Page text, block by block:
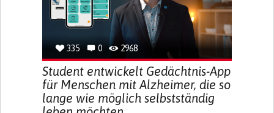
335 0 2968
Student entwickelt Gedächtnis-App
für Menschen mit Alzheimer, die so
lange wie möglich selbstständig